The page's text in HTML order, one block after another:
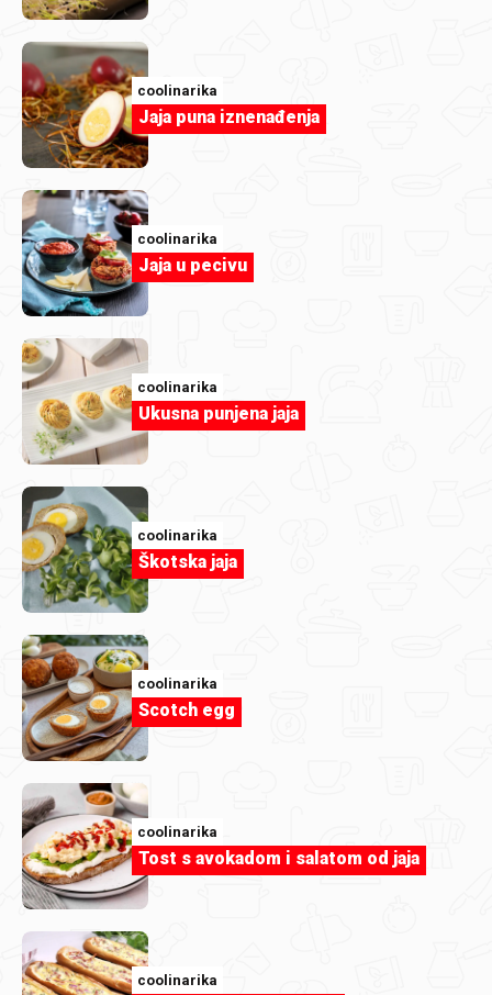
RijekaSnova
Orade s krompirom
coolinarika
Jaja puna iznenađenja
coolinarika
Jaja u pecivu
coolinarika
Ukusna punjena jaja
coolinarika
Škotska jaja
coolinarika
Scotch egg
coolinarika
Tost s avokadom i salatom od jaja
coolinarika